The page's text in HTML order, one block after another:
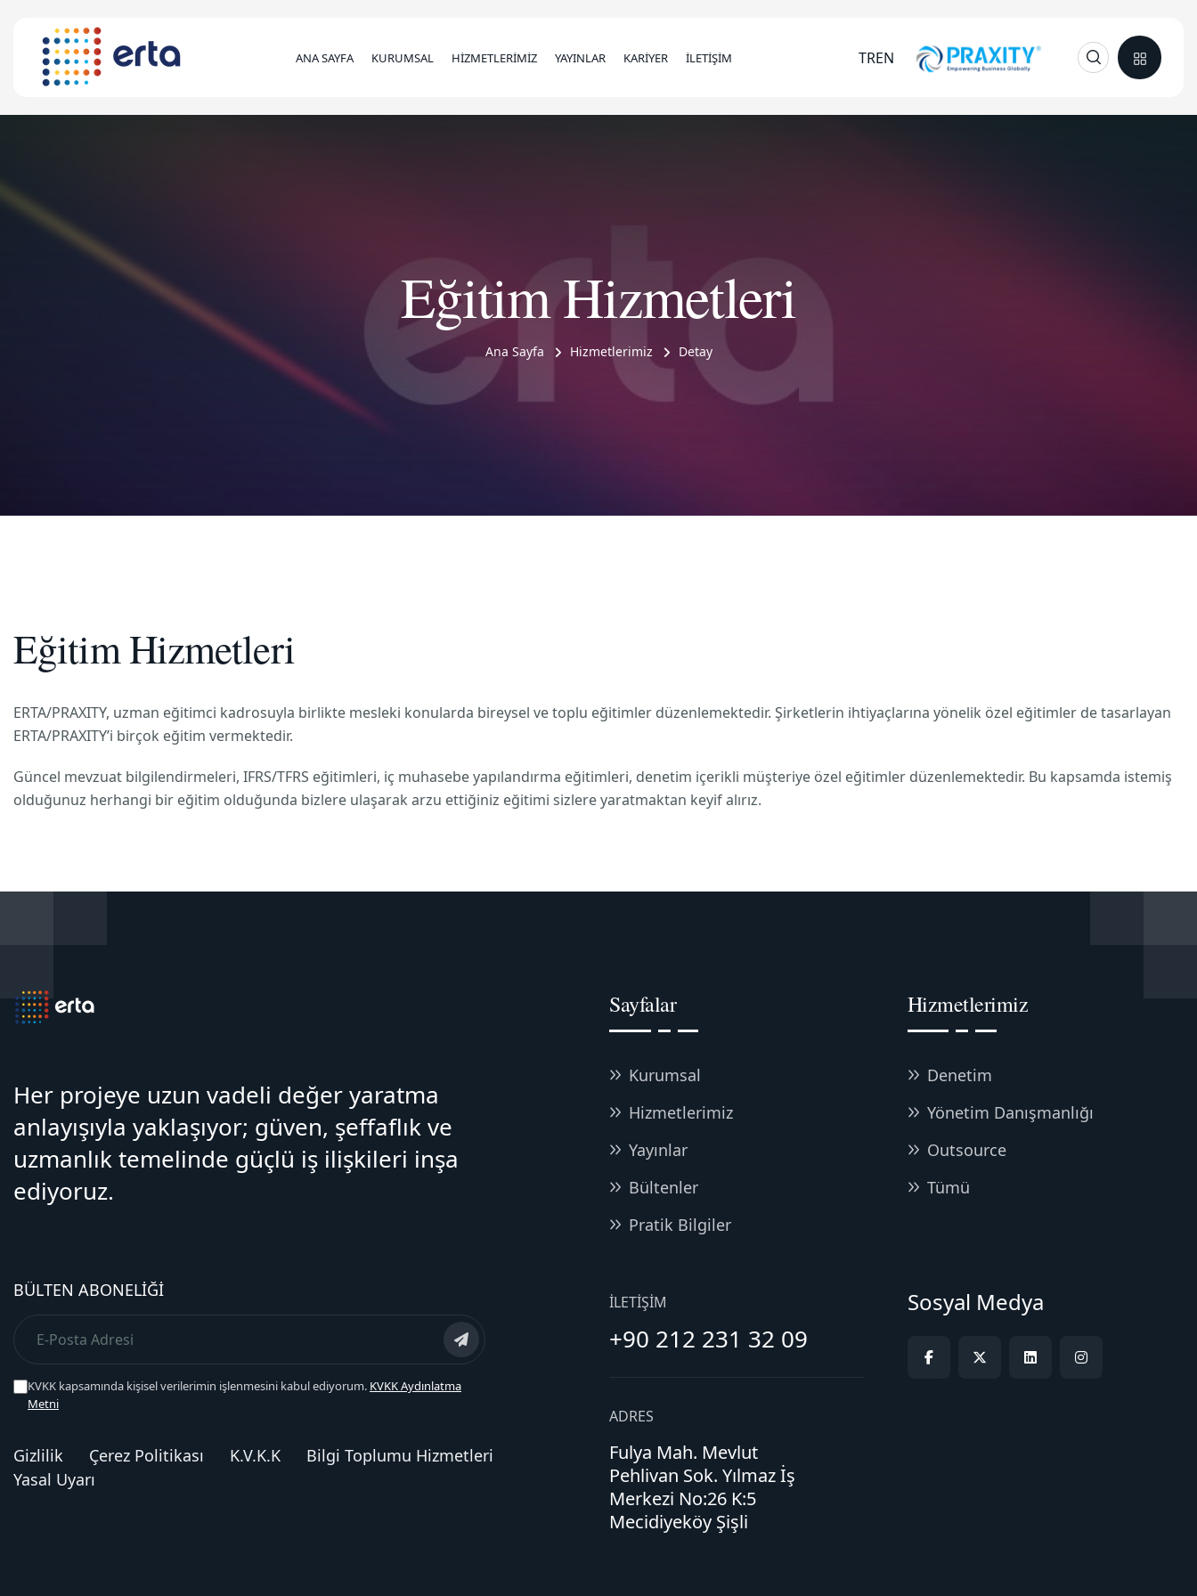
ANA SAYFA KURUMSAL HİZMETLERİMİZ YAYINLAR KARİYER İLETİŞİM TREN
Eğitim Hizmetleri
Ana Sayfa Hizmetlerimiz Detay
Eğitim Hizmetleri
ERTA/PRAXITY, uzman eğitimci kadrosuyla birlikte mesleki konularda bireysel ve toplu eğitimler düzenlemektedir. Şirketlerin ihtiyaçlarına yönelik özel eğitimler de tasarlayan
ERTA/PRAXITY’i birçok eğitim vermektedir.
Güncel mevzuat bilgilendirmeleri, IFRS/TFRS eğitimleri, iç muhasebe yapılandırma eğitimleri, denetim içerikli müşteriye özel eğitimler düzenlemektedir. Bu kapsamda istemiş
olduğunuz herhangi bir eğitim olduğunda bizlere ulaşarak arzu ettiğiniz eğitimi sizlere yaratmaktan keyif alırız.
Her projeye uzun vadeli değer yaratma
anlayışıyla yaklaşıyor; güven, şeffaflık ve
uzmanlık temelinde güçlü iş ilişkileri inşa
ediyoruz.
BÜLTEN ABONELIĞI
KVKK kapsamında kişisel verilerimin işlenmesini kabul ediyorum. KVKK Aydınlatma
Metni
Gizlilik Çerez Politikası K.V.K.K
Bilgi Toplumu Hizmetleri
Yasal Uyarı
Sayfalar
Kurumsal
Hizmetlerimiz
Yayınlar
Bültenler
Pratik Bilgiler
Hizmetlerimiz
Denetim
Yönetim Danışmanlığı
Outsource
Tümü
İLETIŞIM
+90 212 231 32 09
ADRES
Fulya Mah. Mevlut
Pehlivan Sok. Yılmaz İş
Merkezi No:26 K:5
Mecidiyeköy Şişli
Sosyal Medya